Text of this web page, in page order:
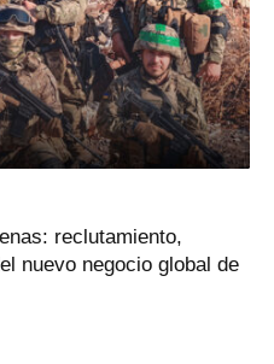
reclutamiento,
nuevo negocio global de